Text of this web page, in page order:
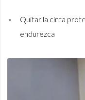
Quitar la cinta
endurezca